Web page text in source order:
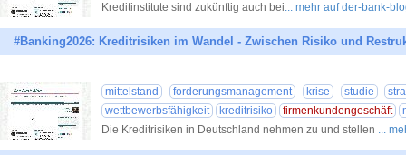
Kreditinstitute sind zukünftig auch bei... mehr auf der-bank-
#Banking2026: Kreditrisiken im Wandel - Zwischen Risiko und
mittelstand forderungsmanagement krise studie
wettbewerbsfähigkeit
kreditrisiko firmenkundengeschäft
Die Kreditrisiken in Deutschland nehmen zu und stellen ...